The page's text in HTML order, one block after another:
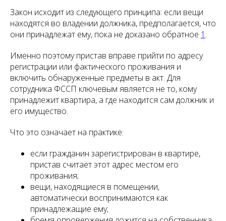
Закон исходит из следующего принципа: если вещи
находятся во владении должника, предполагается, что
они принадлежат ему, пока не доказано обратное 1 .
Именно поэтому пристав вправе прийти по адресу
регистрации или фактического проживания и
включить обнаруженные предметы в акт. Для
сотрудника ФССП ключевым является не то, кому
принадлежит квартира, а где находится сам должник и
его имущество.
Что это означает на практике:
если гражданин зарегистрирован в квартире,
пристав считает этот адрес местом его
проживания;
вещи, находящиеся в помещении,
автоматически воспринимаются как
принадлежащие ему;